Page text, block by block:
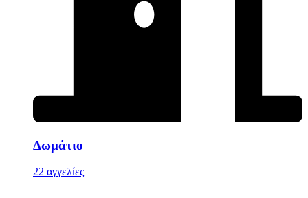
Δωμάτιο
22 αγγελίες